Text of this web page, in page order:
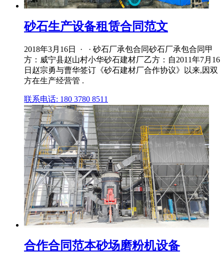
砂石生产设备租赁合同范文
2018年3月16日 · · 砂石厂承包合同砂石厂承包合同甲
方：威宁县赵山村小华砂石建材厂乙方：自2011年7月16
日赵宗勇与曹华签订《砂石建材厂合作协议》以来,因双
方在生产经营管 .
联系电话: 180 3780 8511
合作合同范本砂场磨粉机设备